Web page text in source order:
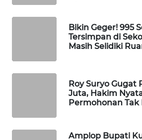
Bikin Geger! 995
Tersimpan di
Masih Selidiki
Roy Suryo Gugat
Juta, Hakim
Permohonan
Amplop Bupati
WALINKI
ID